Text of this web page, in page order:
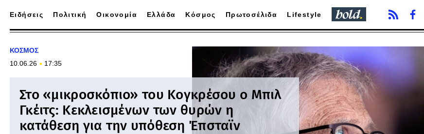
Ειδήσεις Πολιτική Οικονομία Ελλάδα Κόσμος Πρωτοσέλιδα Lifestyle
ΚΟΣΜΟΣ
10.06.26
17:35
Στο «μικροσκόπιο» του Κογκρέσου ο Μπιλ
Γκέιτς: Κεκλεισμένων των θυρών η
κατάθεση για την υπόθεση Έπσταϊν